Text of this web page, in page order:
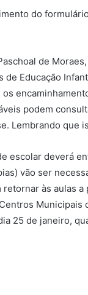
do
de
Educação
podem
Lembrando que
escolar deverá
vão ser
às aulas
25 de janeiro,